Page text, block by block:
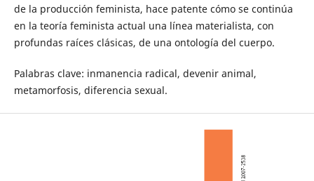
de la producción feminista, hace patente cómo se continúa
en la teoría feminista actual una línea materialista, con
profundas raíces clásicas, de una ontología del cuerpo.
Palabras clave: inmanencia radical, devenir animal,
metamorfosis, diferencia sexual.